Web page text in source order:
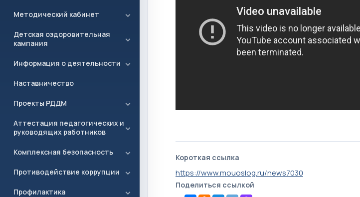
Методический кабинет
Детская оздоровительная
кампания
Информация о деятельности
Наставничество
Проекты РДДМ
Аттестация педагогических и
руководящих работников
Комплексная безопасность
Противодействие коррупции
Профилактика
Короткая ссылка
https://www.mouoslog.ru/news7030
Поделиться ссылкой